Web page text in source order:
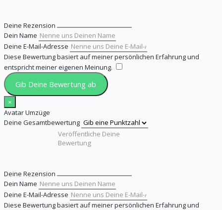
Deine Rezension
Dein Name
Deine E-Mail-Adresse
Diese Bewertung basiert auf meiner persönlichen Erfahrung und
entspricht meiner eigenen Meinung.
Gib Deine Bewertung ab
×
Avatar Umzüge
Deine Gesamtbewertung
Deine Rezension
Dein Name
Deine E-Mail-Adresse
Diese Bewertung basiert auf meiner persönlichen Erfahrung und